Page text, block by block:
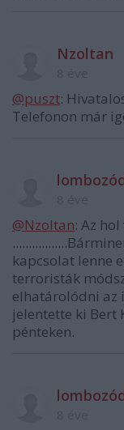
Nzoltan
@puszt:
Telefonon már
@Nzoltan: Az
kapcsolat lenne
terroristák
elhatárolódni az
jelentette ki Bert
pénteken.